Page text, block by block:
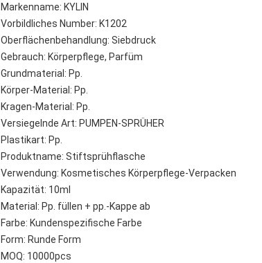
Markenname: KYLIN
Vorbildliches Number: K1202
Oberflächenbehandlung: Siebdruck
Gebrauch: Körperpflege, Parfüm
Grundmaterial: Pp.
Körper-Material: Pp.
Kragen-Material: Pp.
Versiegelnde Art: PUMPEN-SPRÜHER
Plastikart: Pp.
Produktname: Stiftsprühflasche
Verwendung: Kosmetisches Körperpflege-Verpacken
Kapazität: 10ml
Material: Pp. füllen + pp.-Kappe ab
Farbe: Kundenspezifische Farbe
Form: Runde Form
MOQ: 10000pcs